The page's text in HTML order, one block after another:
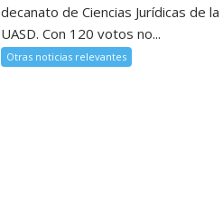
decanato de Ciencias Jurídicas de la
UASD. Con 120 votos no...
Otras noticias relevantes